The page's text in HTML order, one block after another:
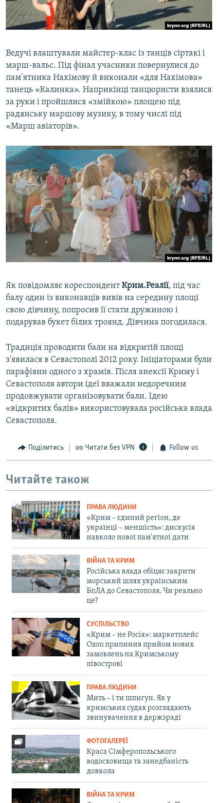
Ведучі влаштували майстер-клас із танців сіртакі і
марш-вальс. Під фінал учасники повернулися до
пам'ятника Нахімову й виконали «для Нахімова»
танець «Калинка». Наприкінці танцюристи взялися
за руки і пройшлися «змійкою» площею під
радянську маршову музику, в тому числі під
«Марш авіаторів».
Як повідомляє кореспондентКрим.Реалії, під час
балу один із виконавців вивів на середину площі
свою дівчину, попросив її стати дружиною і
подарував букет білих троянд. Дівчина погодилася.
Традиція проводити бали на відкритій площі
з'явилася в Севастополі 2012 року. Ініціаторами були
парафіяни одного з храмів. Після анексії Криму і
Севастополя автори ідеї вважали недоречним
продовжувати організовувати бали. Ідею
«відкритих балів» використовувала російська влада
Севастополя.
Поділитись Читати без VPN Follow us
Читайте також
ПРАВА ЛЮДИНИ
«Крим – єдиний регіон, де
українці – меншість»: дискусія
навколо нової пам'ятної дати
ВІЙНА ТА КРИМ
Російська влада обіцяє закрити
морський шлях українським
БпЛА до Севастополя. Чи реально
це?
СУСПІЛЬСТВО
«Крим – не Росія»: маркетплейс
Ozon припинив прийом нових
замовлень на Кримському
півострові
ПРАВА ЛЮДИНИ
Мить – і ти шпигун. Як у
кримських судах розглядають
звинувачення в держзраді
ФОТОГАЛЕРЕЇ
Краса Сімферопольського
водосховища та занедбаність
довкола
ВІЙНА ТА КРИМ